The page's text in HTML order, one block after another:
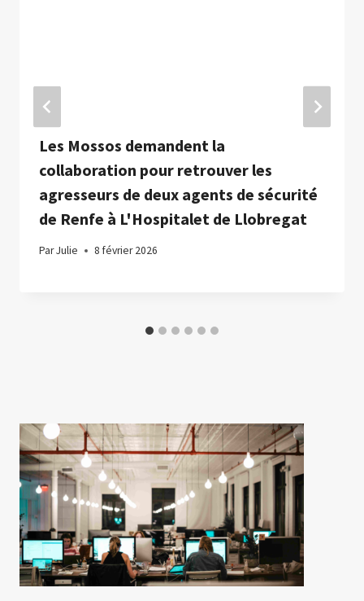
Les Mossos demandent la
collaboration pour retrouver les
agresseurs de deux agents de sécurité
de Renfe à L'Hospitalet de Llobregat
ParJulie 8 février 2026